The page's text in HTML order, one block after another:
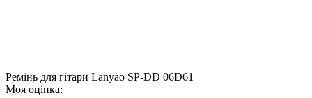
Ремінь для гітари Lanyao SP-DD 06D61
Моя оцінка: